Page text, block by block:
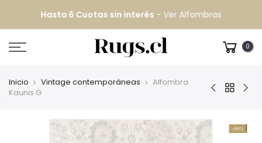
Hasta 6 Cuotas sin interés -Ver Alfombras
0
Inicio Vintage contemporáneas
Alfombra
Kaunis G
-56%